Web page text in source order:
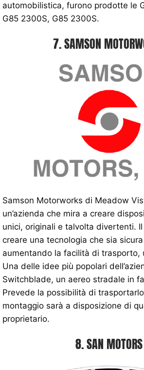
automobilistica, furono prodotte le
G85 2300S, G85 2300S.
7. SAMSON
Samson Motorworks di Meadow
un’azienda che mira a creare
unici, originali e talvolta divertenti.
creare una tecnologia che sia sicura
aumentando la facilità di trasporto,
Una delle idee più popolari
Switchblade, un aereo stradale in
Prevede la possibilità di
montaggio sarà a disposizione di
proprietario.
8. SAN MOTORS